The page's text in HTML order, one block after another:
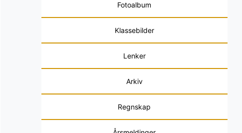
Fotoalbum
Klassebilder
Lenker
Arkiv
Regnskap